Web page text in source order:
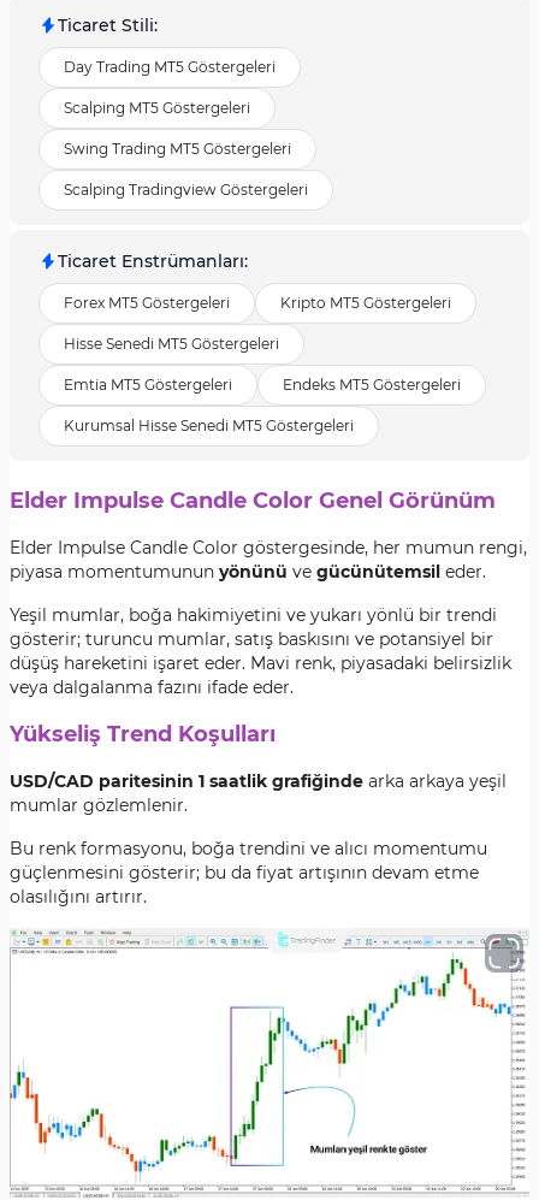
Ticaret Stili:
Day Trading MT5 Göstergeleri
Scalping MT5 Göstergeleri
Swing Trading MT5 Göstergeleri
Scalping Tradingview Göstergeleri
Ticaret Enstrümanları:
Forex MT5 Göstergeleri Kripto MT5 Göstergeleri
Hisse Senedi MT5 Göstergeleri
Emtia MT5 Göstergeleri Endeks MT5 Göstergeleri
Kurumsal Hisse Senedi MT5 Göstergeleri
Elder Impulse Candle Color Genel Görünüm
Elder Impulse Candle Color göstergesinde, her mumun rengi,
piyasa momentumunun yönünü ve gücünütemsil eder.
Yeşil mumlar, boğa hakimiyetini ve yukarı yönlü bir trendi
gösterir; turuncu mumlar, satış baskısını ve potansiyel bir
düşüş hareketini işaret eder. Mavi renk, piyasadaki belirsizlik
veya dalgalanma fazını ifade eder.
Yükseliş Trend Koşulları
USD/CAD paritesinin 1 saatlik grafiğinde arka arkaya yeşil
mumlar gözlemlenir.
Bu renk formasyonu, boğa trendini ve alıcı momentumu
güçlenmesini gösterir; bu da fiyat artışının devam etme
olasılığını artırır.